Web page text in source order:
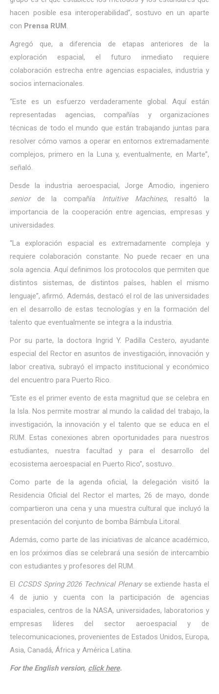
hacen posible esa interoperabilidad”, sostuvo en un aparte
con Prensa RUM
Agregó que, a diferencia de etapas anteriores de la
exploración espacial, el futuro inmediato requiere
colaboración estrecha entre agencias espaciales, industria y
socios internacionales.
“Este es un esfuerzo verdaderamente global. Aquí están
representadas agencias, compañías y organizaciones
técnicas de todo el mundo que están trabajando juntas para
resolver cómo vamos a operar en entornos extremadamente
complejos, primero en la Luna y, eventualmente, en Marte”,
señaló.
Desde la industria aeroespacial, Jorge Amodio, ingeniero
seniorde la compañía Intuitive Machines, resaltó la
importancia de la cooperación entre agencias, empresas y
universidades.
“La exploración espacial es extremadamente compleja y
requiere colaboración constante. No puede recaer en una
sola agencia. Aquí definimos los protocolos que permiten que
distintos sistemas, de distintos países, hablen el mismo
lenguaje”, afirmó. Además, destacó el rol de las universidades
en el desarrollo de estas tecnologías y en la formación del
talento que eventualmente se integra a la industria.
Por su parte, la doctora Ingrid Y. Padilla Cestero, ayudante
especial del Rector en asuntos de investigación, innovación y
labor creativa, subrayó el impacto institucional y económico
del encuentro para Puerto Rico.
“Este es el primer evento de esta magnitud que se celebra en
la Isla. Nos permite mostrar al mundo la calidad del trabajo, la
investigación, la innovación y el talento que se educa en el
RUM. Estas conexiones abren oportunidades para nuestros
estudiantes, nuestra facultad y para el desarrollo del
ecosistema aeroespacial en Puerto Rico”, sostuvo.
Como parte de la agenda oficial, la delegación visitó la
Residencia Oficial del Rector el martes, 26 de mayo, donde
compartieron una cena y una muestra cultural que incluyó la
presentación del conjunto de bomba Bámbula Litoral.
Además, como parte de las iniciativas de alcance académico,
en los próximos días se celebrará una sesión de intercambio
con estudiantes y profesores del RUM.
El CCSDS Spring 2026 Technical Plenaryse extiende hasta el
4 de junio y cuenta con la participación de agencias
espaciales, centros de la NASA, universidades, laboratorios y
empresas líderes del sector aeroespacial y de
telecomunicaciones, provenientes de Estados Unidos, Europa,
Asia, Canadá, África y América Latina.
For the English version, click here.